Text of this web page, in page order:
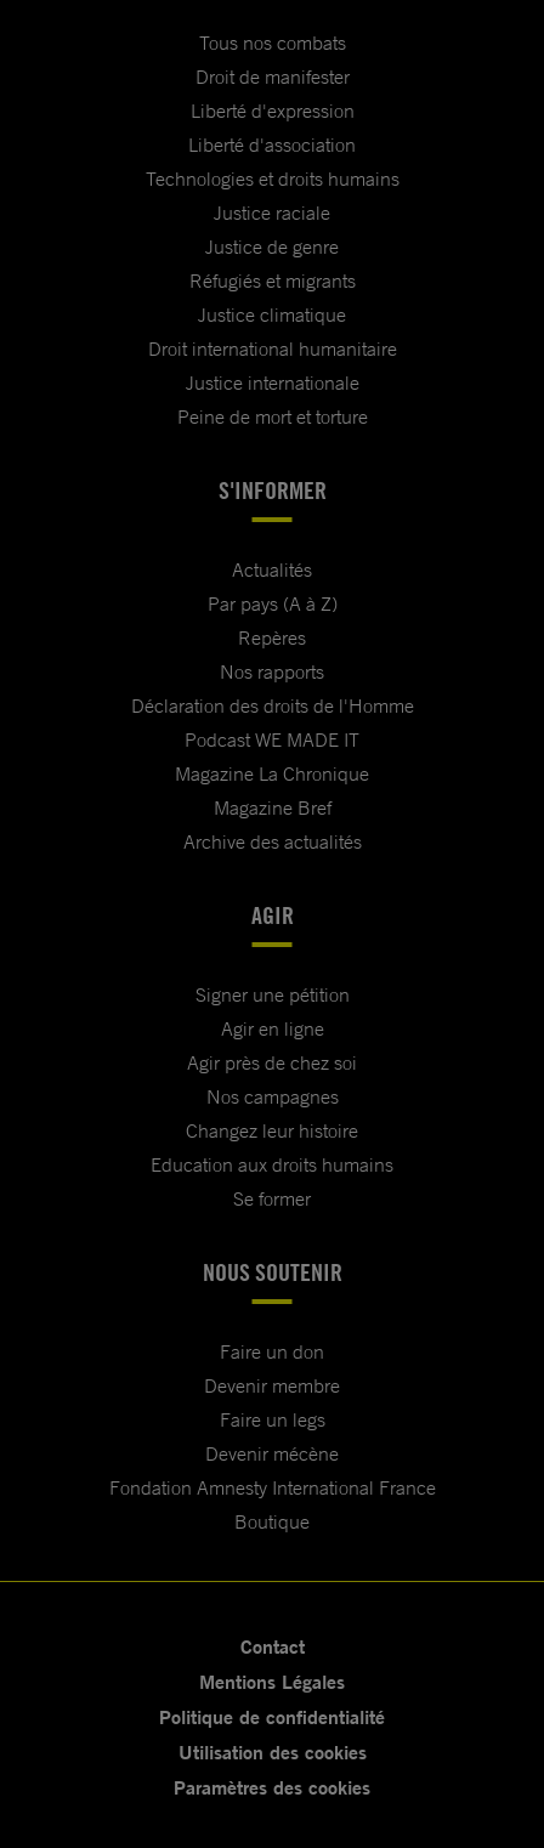
Tous nos combats
Droit de manifester
Liberté d'expression
Liberté d'association
Technologies et droits humains
Justice raciale
Justice de genre
Réfugiés et migrants
Justice climatique
Droit international humanitaire
Justice internationale
Peine de mort et torture
S'INFORMER
Actualités
Par pays (A à Z)
Repères
Nos rapports
Déclaration des droits de l'Homme
Podcast WE MADE IT
Magazine La Chronique
Magazine Bref
Archive des actualités
AGIR
Signer une pétition
Agir en ligne
Agir près de chez soi
Nos campagnes
Changez leur histoire
Education aux droits humains
Se former
NOUS SOUTENIR
Faire un don
Devenir membre
Faire un legs
Devenir mécène
Fondation Amnesty International France
Boutique
Contact
Mentions Légales
Politique de confidentialité
Utilisation des cookies
Paramètres des cookies